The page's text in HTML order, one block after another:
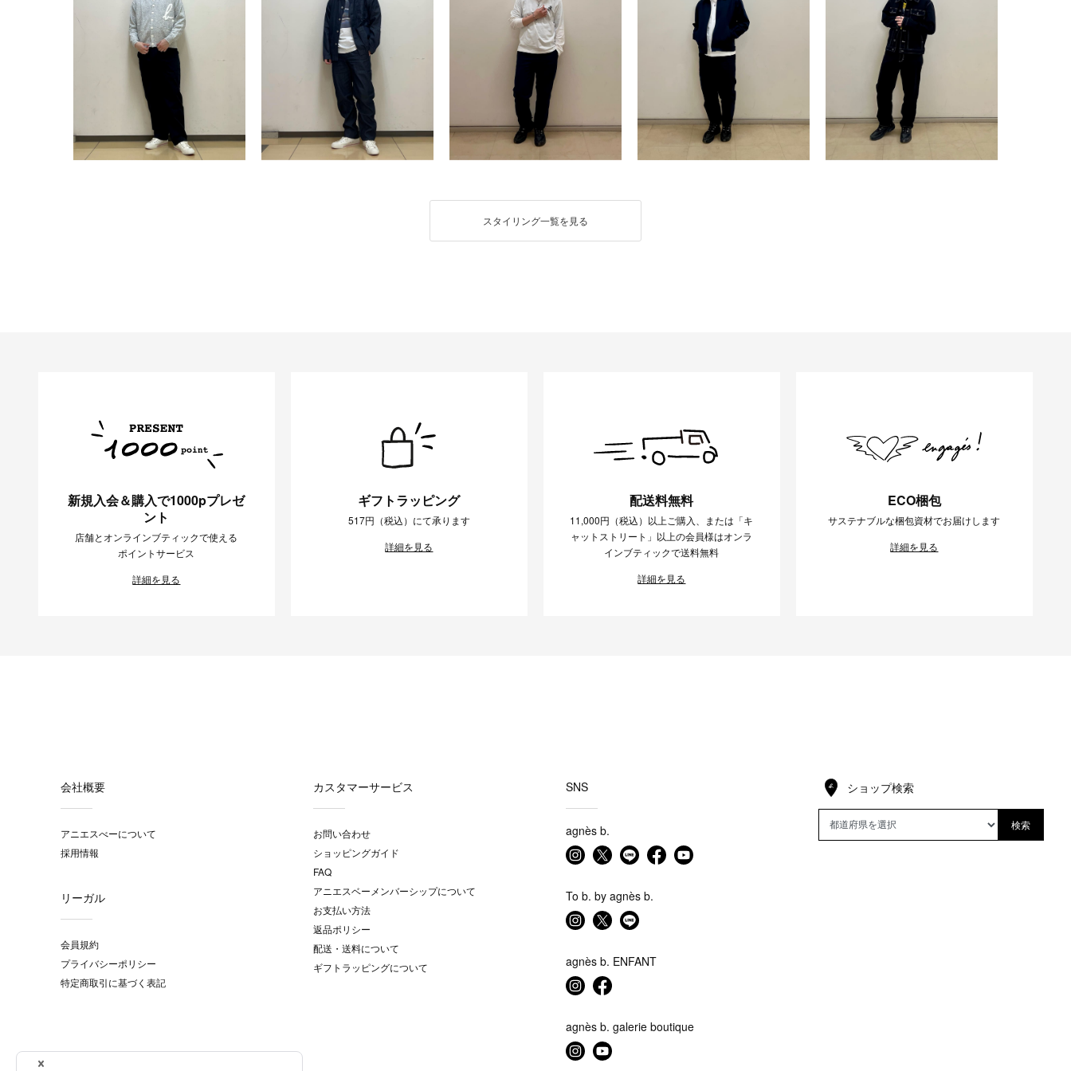
スタイリング一覧を見る
新規入会＆購入で1000pプレゼ
ント
店舗とオンラインブティックで使える
ポイントサービス
詳細を見る
ギフトラッピング
517円（税込）にて承ります
詳細を見る
配送料無料
11,000円（税込）以上ご購入、または「キ
ャットストリート」以上の会員様はオンラ
インブティックで送料無料
詳細を見る
ECO梱包
サステナブルな梱包資材でお届けします
詳細を見る
会社概要
アニエスべーについて
採用情報
リーガル
会員規約
プライバシーポリシー
特定商取引に基づく表記
カスタマーサービス
お問い合わせ
ショッピングガイド
FAQ
アニエスベーメンバーシップについて
お支払い方法
返品ポリシー
配送・送料について
ギフトラッピングについて
SNS
agnès b.
To b. by agnès b.
agnès b. ENFANT
agnès b. galerie boutique
ショップ検索
検索